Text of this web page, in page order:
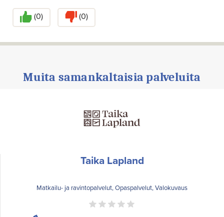
(0) (0)
Muita samankaltaisia palveluita
Taika Lapland
Matkailu- ja ravintopalvelut, Opaspalvelut, Valokuvaus